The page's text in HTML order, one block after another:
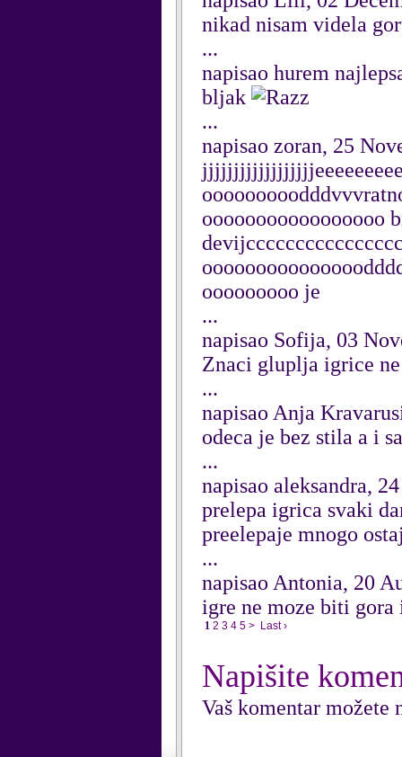
nikad nisam videla
...
napisao hurem
bljak
...
napisao zoran, 25
ooooooooooooooooo
ooooooooo je
...
napisao Sofija, 03
Znaci gluplja igrice
...
napisao Anja
odeca je bez stila a i
...
napisao aleksandra,
prelepa igrica svaki
preelepaje mnogo
...
napisao Antonia, 20
igre ne moze biti
1 2 3 4 5 > Last ›
Napišite
Vaš komentar možete